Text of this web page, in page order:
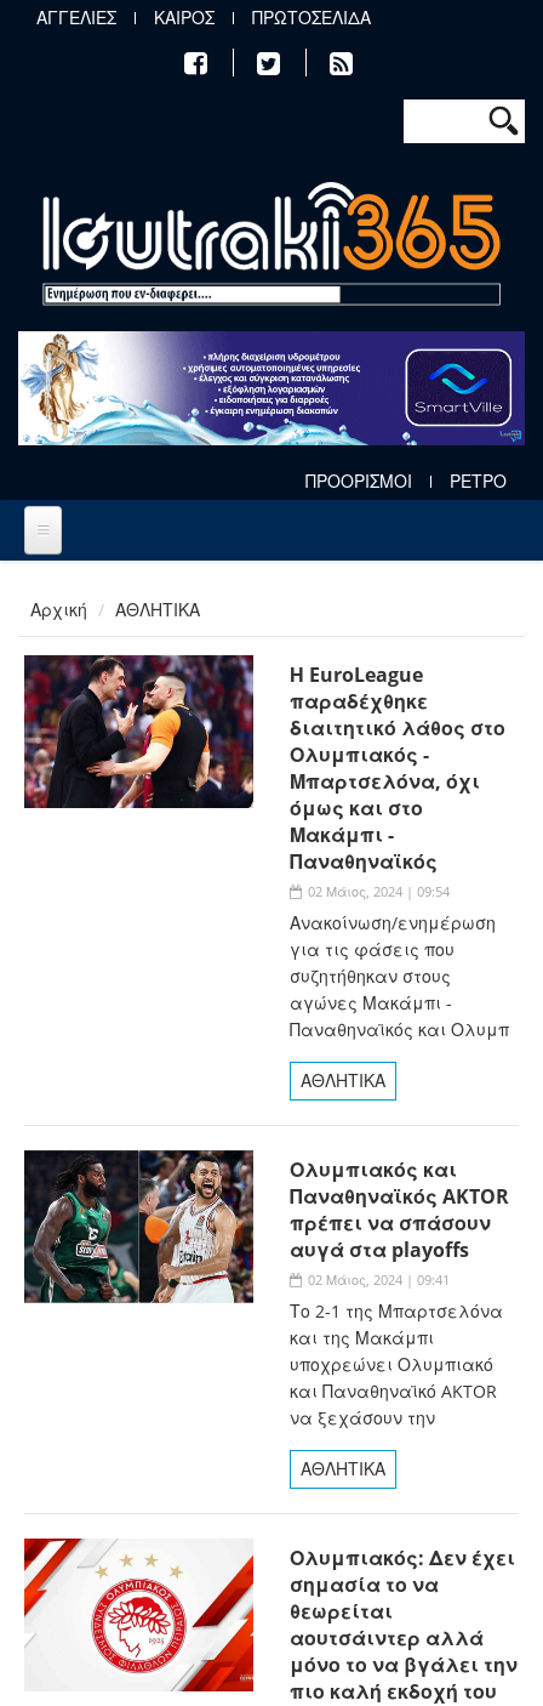
Παράκαμψη προς το κυρίως περιεχόμενο
ΑΓΓΕΛΙΕΣ ΚΑΙΡΟΣ ΠΡΩΤΟΣΕΛΙΔΑ
Φόρμα
Αναζήτηση
ΠΡΟΟΡΙΣΜΟΙ ΡΕΤΡΟ
Αρχική ΑΘΛΗΤΙΚΑ
Η EuroLeague
παραδέχθηκε
διαιτητικό λάθος στο
Ολυμπιακός -
Μπαρτσελόνα, όχι
όμως και στο
Μακάμπι -
Παναθηναϊκός
02 Μάιος, 2024 | 09:54
Ανακοίνωση/ενημέρωση
για τις φάσεις που
συζητήθηκαν στους
αγώνες Μακάμπι -
Παναθηναϊκός και Ολυμπ
ΑΘΛΗΤΙΚΑ
Ολυμπιακός και
Παναθηναϊκός AKTOR
πρέπει να σπάσουν
αυγά στα playoffs
02 Μάιος, 2024 | 09:41
Το 2-1 της Μπαρτσελόνα
και της Μακάμπι
υποχρεώνει Ολυμπιακό
και Παναθηναϊκό AKTOR
να ξεχάσουν την
ΑΘΛΗΤΙΚΑ
Ολυμπιακός: Δεν έχει
σημασία το να
θεωρείται
αουτσάιντερ αλλά
μόνο το να βγάλει την
πιο καλή εκδοχή του